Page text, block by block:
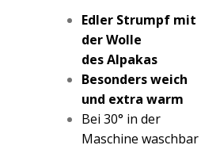
Edler Strumpf mit
der Wolle
desAlpakas
Besonders weich
und extra warm
Bei 30° in der
Maschine waschbar